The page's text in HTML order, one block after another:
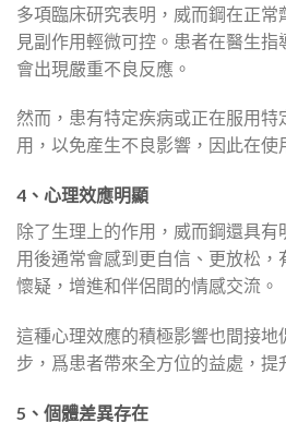
多項臨床研究表明，威而鋼在正
見副作用輕微可控。患者在醫生
會出現嚴重不良反應。
然而，患有特定疾病或正在服用
用，以免産生不良影響，因此在使
4、心理效應明顯
除了生理上的作用，威而鋼還具
用後通常會感到更自信、更放松
懷疑，增進和伴侶間的情感交流。
這種心理效應的積極影響也間接地
步，爲患者帶來全方位的益處，提
5、個體差異存在